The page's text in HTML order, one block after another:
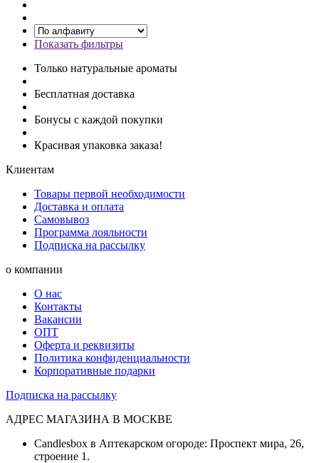
Показать фильтры
Только натуральные ароматы
Бесплатная доставка
Бонусы с каждой покупки
Красивая упаковка заказа!
Клиентам
Товары первой необходимости
Доставка и оплата
Самовывоз
Программа лояльности
Подписка на рассылку
о компании
О нас
Контакты
Вакансии
ОПТ
Оферта и реквизиты
Политика конфиденциальности
Корпоративные подарки
Подписка на рассылку
АДРЕС МАГАЗИНА В МОСКВЕ
Candlesbox в Аптекарском огороде: Проспект мира, 26,
строение 1.